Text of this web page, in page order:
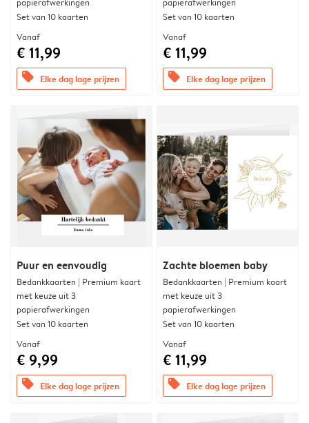
Set van 10 kaarten
Vanaf
€ 11,99
offers Elke dag lage prijzen
Set van 10 kaarten
Vanaf
€ 11,99
offers Elke dag lage prijzen
Puur en eenvoudig
Bedankkaarten | Premium kaart
met keuze uit 3
papierafwerkingen
Set van 10 kaarten
Vanaf
€ 9,99
offers Elke dag lage prijzen
Zachte bloemen baby
Bedankkaarten | Premium kaart
met keuze uit 3
papierafwerkingen
Set van 10 kaarten
Vanaf
€ 11,99
offers Elke dag lage prijzen